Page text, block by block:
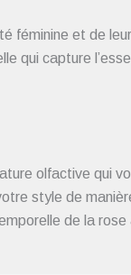
féminine et de leur
qui capture
olfactive qui
style de
de la rose